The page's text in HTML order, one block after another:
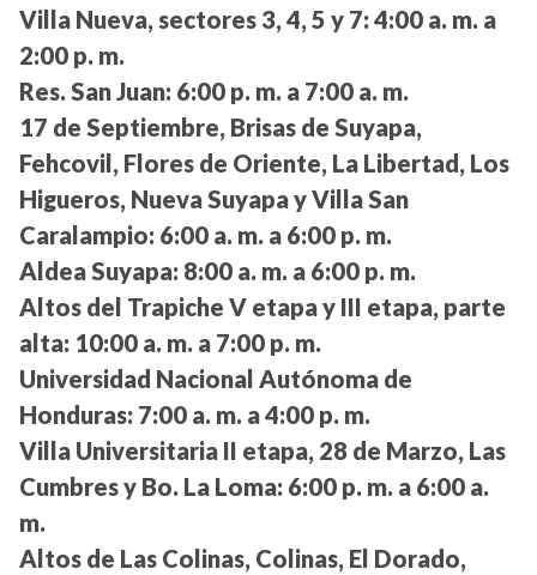
Villa Nueva, sectores 3, 4, 5 y 7: 4:00 a. m. a
2:00 p. m.
Res. San Juan: 6:00 p. m. a 7:00 a. m.
17 de Septiembre, Brisas de Suyapa,
Fehcovil, Flores de Oriente, La Libertad, Los
Higueros, Nueva Suyapa y Villa San
Caralampio: 6:00 a. m. a 6:00 p. m.
Aldea Suyapa: 8:00 a. m. a 6:00 p. m.
Altos del Trapiche V etapa y III etapa, parte
alta: 10:00 a. m. a 7:00 p. m.
Universidad Nacional Autónoma de
Honduras: 7:00 a. m. a 4:00 p. m.
Villa Universitaria II etapa, 28 de Marzo, Las
Cumbres y Bo. La Loma: 6:00 p. m. a 6:00 a.
m.
Altos de Las Colinas, Colinas, El Dorado,